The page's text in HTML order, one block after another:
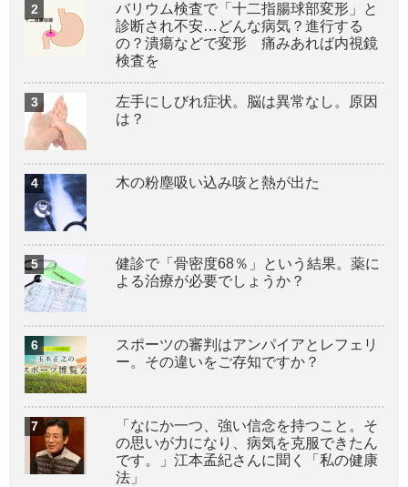
バリウム検査で「十二指腸球部変形」と
診断され不安…どんな病気？進行する
の？潰瘍などで変形 痛みあれば内視鏡
検査を
左手にしびれ症状。脳は異常なし。原因
は？
木の粉塵吸い込み咳と熱が出た
健診で「骨密度68％」という結果。薬に
よる治療が必要でしょうか？
スポーツの審判はアンパイアとレフェリ
ー。その違いをご存知ですか？
「なにか一つ、強い信念を持つこと。そ
の思いが力になり、病気を克服できたん
です。」江本孟紀さんに聞く「私の健康
法」